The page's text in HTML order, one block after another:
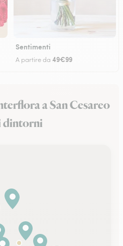
Sentimenti
A partire da 49€99
a San Cesareo
dintorni